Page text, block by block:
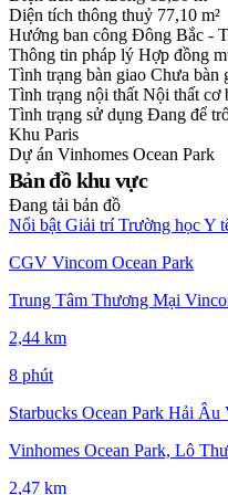
Diện tích thông thuỷ 77,10 m²
Hướng ban công Đông Bắc -
Thông tin pháp lý Hợp đồng
Tình trạng bàn giao Chưa bàn
Tình trạng nội thất Nội thất cơ
Tình trạng sử dụng Đang để
Khu Paris
Dự án Vinhomes Ocean Park
Bản đồ khu vực
Đang tải bản đồ
Nổi bật Giải trí Trường họcY
CGV Vincom Ocean Park
Trung Tâm Thương Mại
2,44 km
8 phút
Starbucks Ocean Park Hải Âu
Vinhomes Ocean Park, Lô
2,47 km